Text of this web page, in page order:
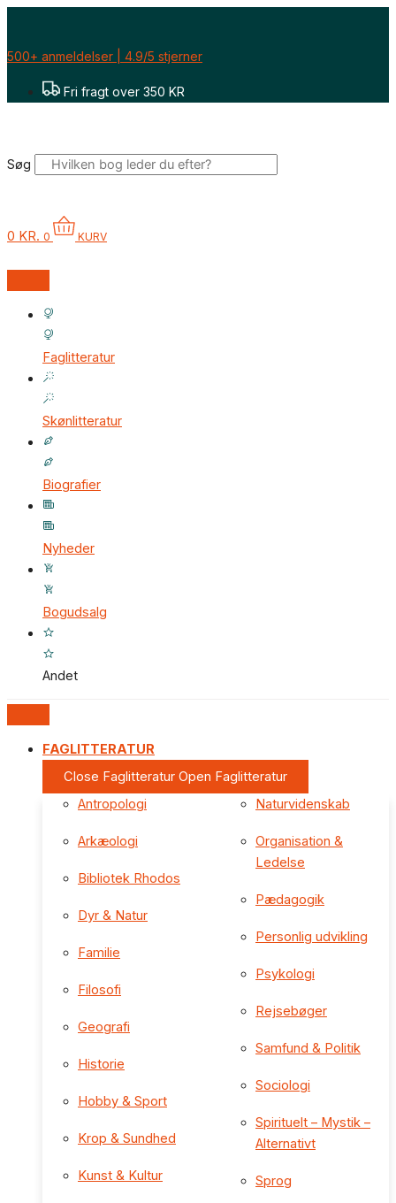
Gå
indholdet
500+ anmeldelser | 4.9/5 stjerner
Fri fragt over 350 KR
Søg
0 KR. 0 KURV
Faglitteratur
Skønlitteratur
Biografier
Nyheder
Bogudsalg
Andet
FAGLITTERATUR
Close Faglitteratur Open Faglitteratur
Antropologi
Arkæologi
Bibliotek Rhodos
Dyr & Natur
Familie
Filosofi
Geografi
Historie
Hobby & Sport
Krop & Sundhed
Kunst & Kultur
Naturvidenskab
Organisation &
Ledelse
Pædagogik
Personlig udvikling
Psykologi
Rejsebøger
Samfund & Politik
Sociologi
Spirituelt – Mystik –
Alternativt
Sprog